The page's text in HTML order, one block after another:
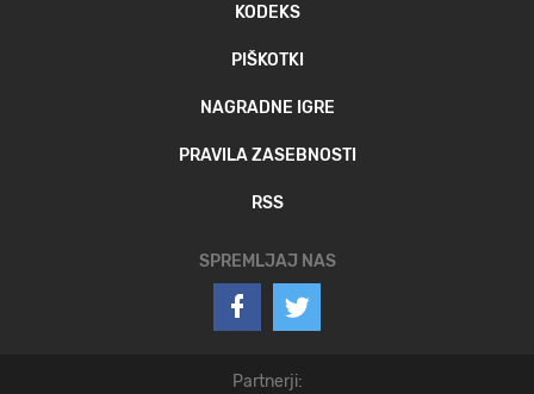
KODEKS
PIŠKOTKI
NAGRADNE IGRE
PRAVILA ZASEBNOSTI
RSS
SPREMLJAJ NAS
Partnerji: